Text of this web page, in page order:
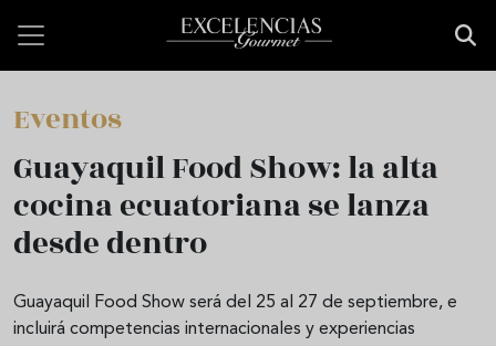
Eventos
Guayaquil Food Show: la alta
cocina ecuatoriana se lanza
desde dentro
Guayaquil Food Show será del 25 al 27 de septiembre, e
incluirá competencias internacionales y experiencias